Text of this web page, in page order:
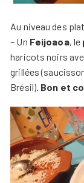
Au niveau des
– Un Feijoaoa, le
haricots noirs
grillées
Brésil). Bon et